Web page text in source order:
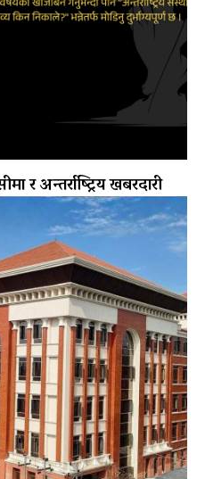
र अन्तर्राष्ट्रिय खबरदारी